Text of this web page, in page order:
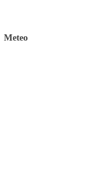
Meteo